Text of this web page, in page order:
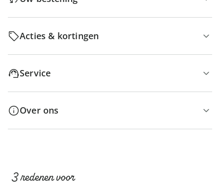
Acties & kortingen
Service
Over ons
3 redenen voor